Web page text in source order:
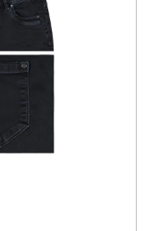
5 von 5 Sternen